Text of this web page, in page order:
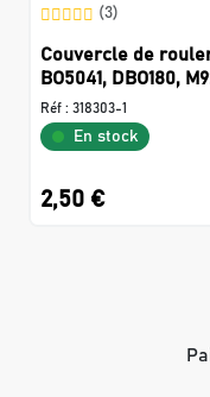
(3)
Couvercle de
BO5041, DBO180,
Réf : 318303-1
En stock
2,50 €